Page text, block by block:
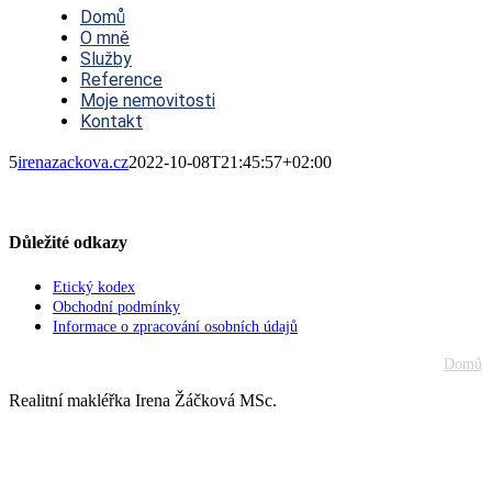
NavigationDomů
O mně
Služby
Reference
Moje nemovitosti
Kontakt
5irenazackova.cz2022-10-08T21:45:57+02:00
Důležité odkazy
Etický kodex
Obchodní podmínky
Informace o zpracování osobních údajů
Domů
Realitní makléřka Irena Žáčková MSc.